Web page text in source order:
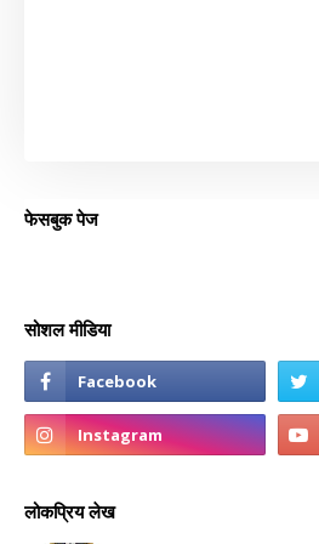
फेसबुक पेज
सोशल मीडिया
लोकप्रिय लेख